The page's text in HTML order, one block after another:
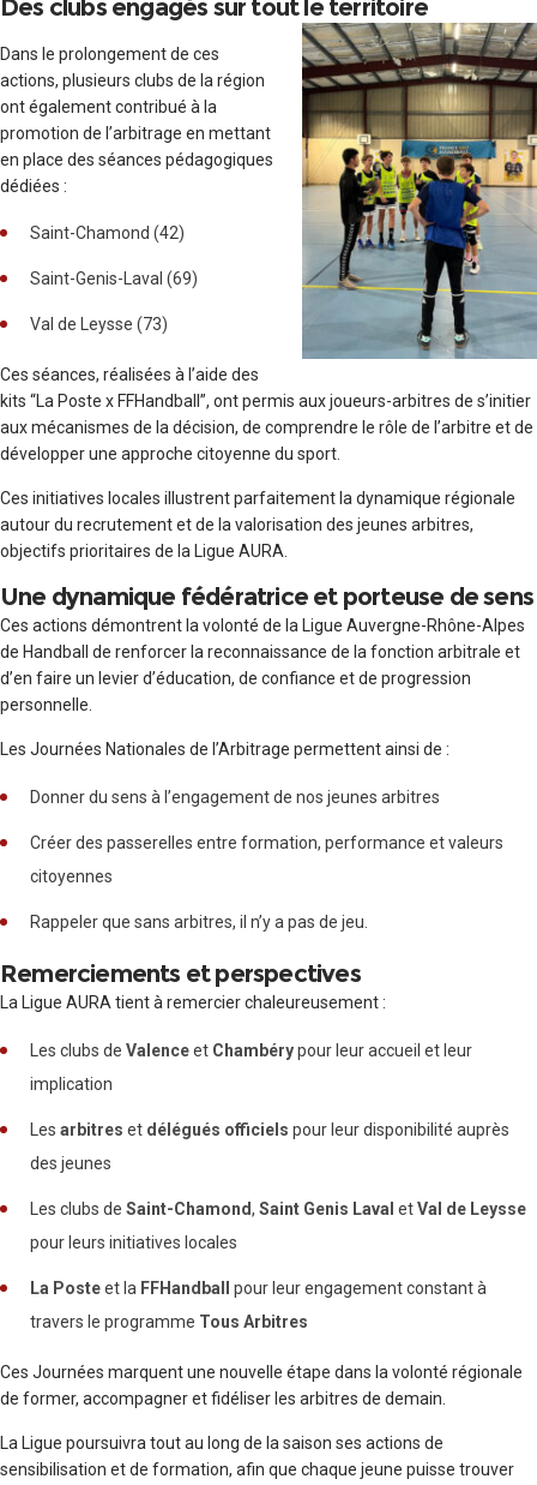
Des clubs engagés sur tout le territoire
Dans le prolongement de ces
actions, plusieurs clubs de la région
ont également contribué à la
promotion de l’arbitrage en mettant
en place des séances pédagogiques
dédiées :
Saint-Chamond (42)
Saint-Genis-Laval (69)
Val de Leysse (73)
Ces séances, réalisées à l’aide des
kits “La Poste x FFHandball”, ont permis aux joueurs-arbitres de s’initier
aux mécanismes de la décision, de comprendre le rôle de l’arbitre et de
développer une approche citoyenne du sport.
Ces initiatives locales illustrent parfaitement la dynamique régionale
autour du recrutement et de la valorisation des jeunes arbitres,
objectifs prioritaires de la Ligue AURA.
Une dynamique fédératrice et porteuse de sens
Ces actions démontrent la volonté de la Ligue Auvergne-Rhône-Alpes
de Handball de renforcer la reconnaissance de la fonction arbitrale et
d’en faire un levier d’éducation, de confiance et de progression
personnelle.
Les Journées Nationales de l’Arbitrage permettent ainsi de :
Donner du sens à l’engagement de nos jeunes arbitres
Créer des passerelles entre formation, performance et valeurs
citoyennes
Rappeler que sans arbitres, il n’y a pas de jeu.
Remerciements et perspectives
La Ligue AURA tient à remercier chaleureusement :
Les clubs de Valenceet Chambérypour leur accueil et leur
implication
Les arbitres et délégués officiels pour leur disponibilité auprès
des jeunes
Les clubs de Saint-Chamond, Saint Genis Laval etVal de Leysse
pour leurs initiatives locales
La Posteet la FFHandball
pour leur engagement constant à
travers le programme Tous Arbitres
Ces Journées marquent une nouvelle étape dans la volonté régionale
de former, accompagner et fidéliser les arbitres de demain.
La Ligue poursuivra tout au long de la saison ses actions de
sensibilisation et de formation, afin que chaque jeune puisse trouver